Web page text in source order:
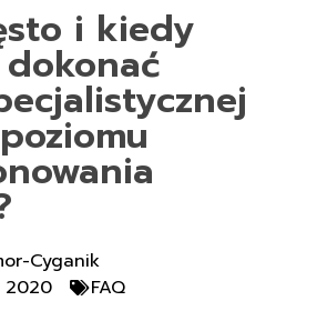
i kiedy
Cyganik
2020
FAQ